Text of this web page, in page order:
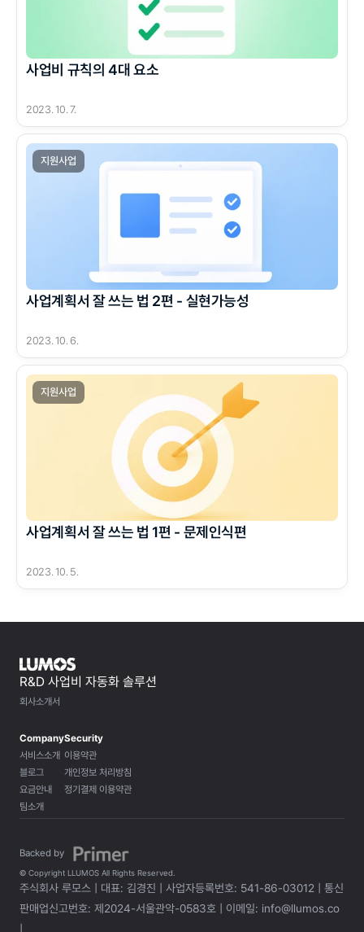
사업비 규칙의 4대 요소
2023. 10. 7.
지원사업
사업계획서 잘 쓰는 법 2편 - 실현가능성
2023. 10. 6.
지원사업
사업계획서 잘 쓰는 법 1편 - 문제인식편
2023. 10. 5.
R&D 사업비 자동화 솔루션
회사소개서
Company
서비스소개
블로그
요금안내
팀소개
Security
이용약관
개인정보 처리방침
정기결제 이용약관
Backed by
© Copyright LLUMOS All Rights Reserved.
주식회사 루모스 | 대표: 김경진 | 사업자등록번호: 541-86-03012 | 통신
판매업신고번호: 제2024-서울관악-0583호 | 이메일: info@llumos.co